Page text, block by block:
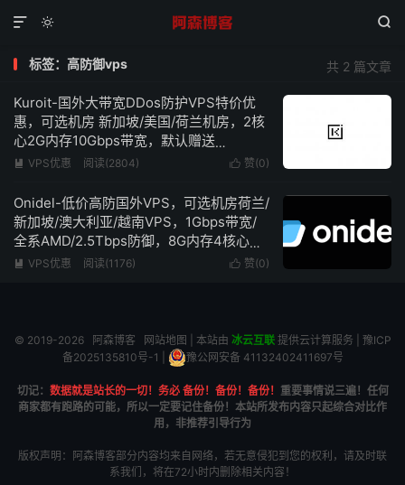
 

共 2 篇文章
标签：高防御vps
Kuroit-国外大带宽DDos防护VPS特价优
惠，可选机房 新加坡/美国/荷兰机房，2核
心2G内存10Gbps带宽，默认赠送
160Gbps+ DDOS防护，低至$3/月
 赞(0)
 VPS优惠 阅读(2804)
Onidel-低价高防国外VPS，可选机房荷兰/
新加坡/澳大利亚/越南VPS，1Gbps带宽/
全系AMD/2.5Tbps防御，8G内存4核心低
至€6/月
 赞(0)
 VPS优惠 阅读(1176)
© 2019-2026 阿森博客 网站地图 | 本站由 冰云互联提供云计算服务 | 豫ICP
备2025135810号-1
豫公网安备 41132402411697号
切记： 数据就是站长的一切！务必 备份！备份！备份！ 重要事情说三遍！任何
商家都有跑路的可能，所以一定要记住备份！本站所发布内容只起综合对比作
用，非推荐引导行为
版权声明：阿森博客部分内容均来自网络，若无意侵犯到您的权利，请及时联
系我们，将在72小时内删除相关内容！